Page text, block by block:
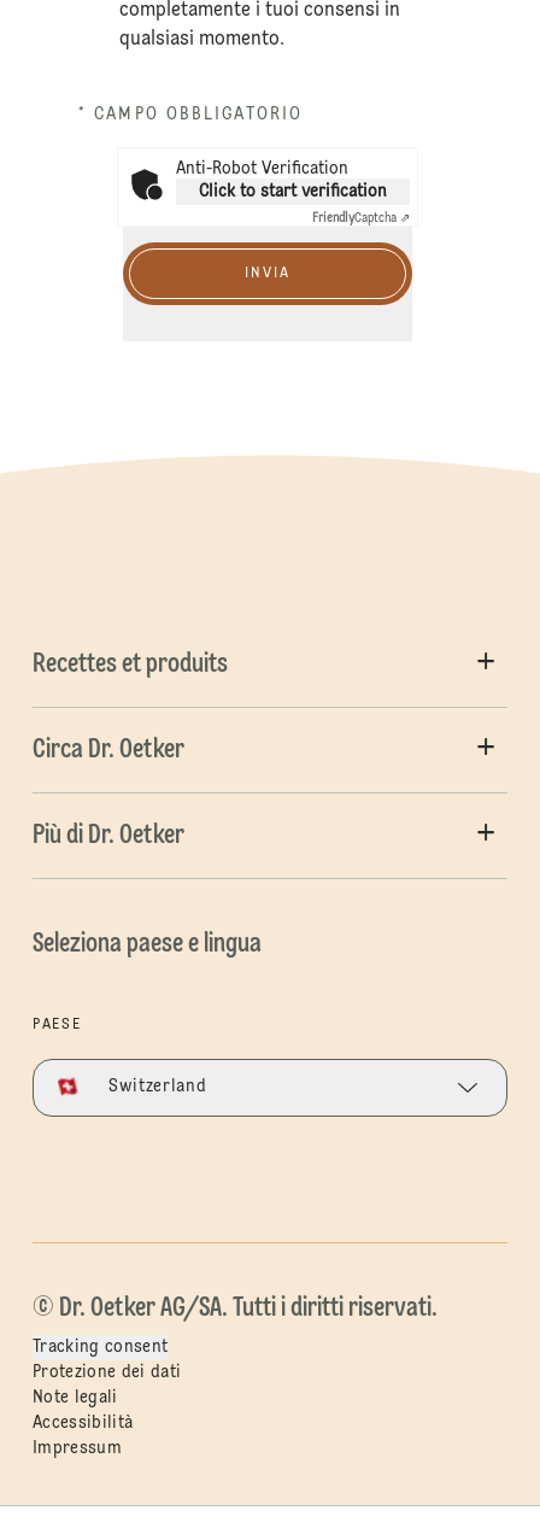
completamente i tuoi consensi in
qualsiasi momento.
* CAMPO OBBLIGATORIO
Anti-Robot Verification
Click to start verification
FriendlyCaptcha ⇗
INVIA
Recettes et produits
Circa Dr. Oetker
Più di Dr. Oetker
Seleziona paese e lingua
PAESE
Switzerland
© Dr. Oetker AG/SA. Tutti i diritti riservati.
Tracking consent
Protezione dei dati
Note legali
Accessibilità
Impressum